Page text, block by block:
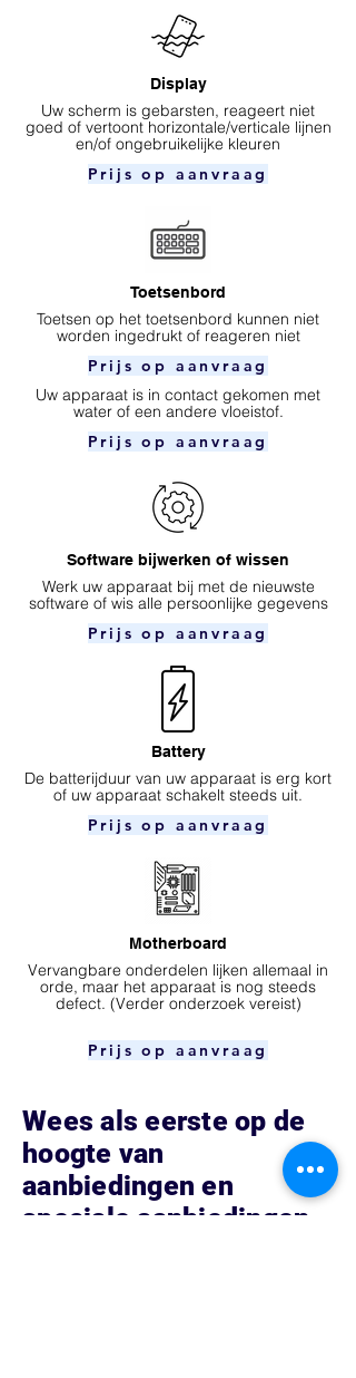
Display
Uw scherm is gebarsten, reageert niet
goed of vertoont horizontale/verticale lijnen
en/of ongebruikelijke kleuren
Prijs op aanvraag
Toetsenbord
Toetsen op het toetsenbord kunnen niet
worden ingedrukt of reageren niet
Prijs op aanvraag
Uw apparaat is in contact gekomen met
water of een andere vloeistof.
Prijs op aanvraag
Software bijwerken of wissen
Werk uw apparaat bij met de nieuwste
software of wis alle persoonlijke gegevens
Prijs op aanvraag
Battery
De batterijduur van uw apparaat is erg kort
of uw apparaat schakelt steeds uit.
Prijs op aanvraag
Motherboard
Vervangbare onderdelen lijken allemaal in
orde, maar het apparaat is nog steeds
defect. (Verder onderzoek vereist)
Prijs op aanvraag
Wees als eerste op de
hoogte van
aanbiedingen en
speciale aanbiedingen